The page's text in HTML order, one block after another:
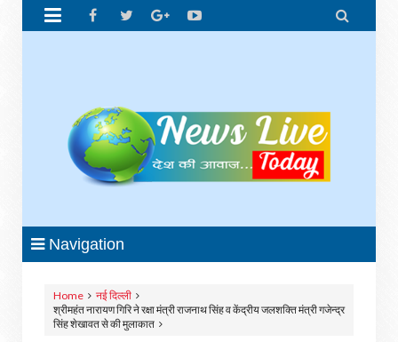
 
Navigation
Home
नई दिल्ली
श्रीमहंत नारायण गिरि ने रक्षा मंत्री राजनाथ सिंह व केंद्रीय जलशक्ति मंत्री गजेन्द्र
सिंह शेखावत से की मुलाकात